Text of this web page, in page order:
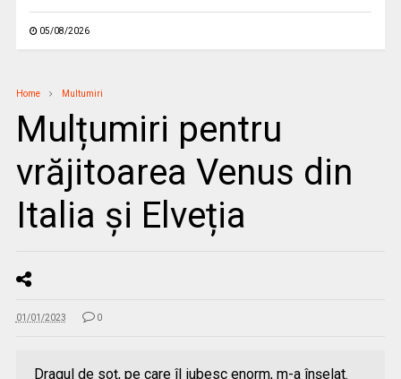
05/08/2026
Home Multumiri
Mulțumiri pentru
vrăjitoarea Venus din
Italia și Elveția
01/01/2023 0
Dragul de soţ, pe care îl iubesc enorm, m-a înșelat.